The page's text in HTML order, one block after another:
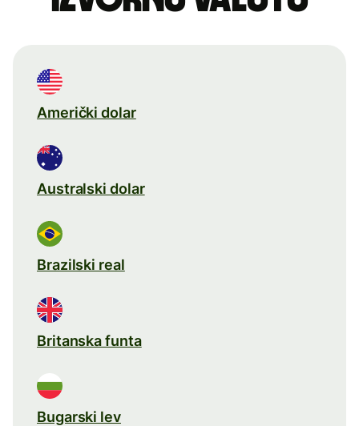
Američki dolar
Australski dolar
Brazilski real
Britanska funta
Bugarski lev